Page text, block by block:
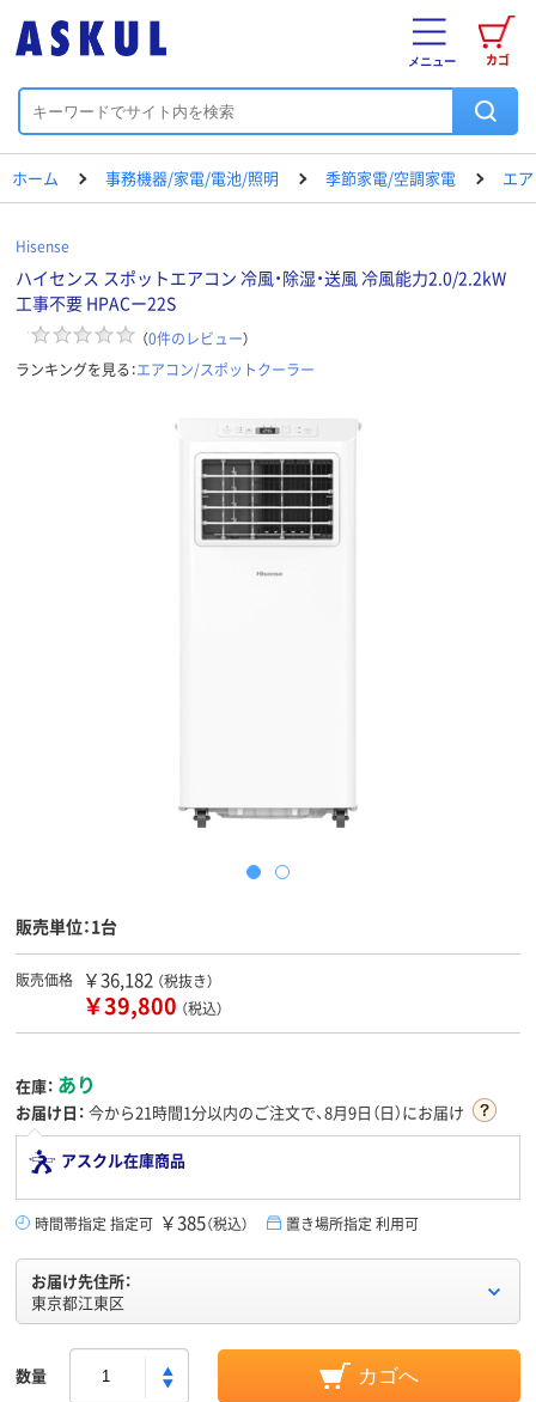
カゴ
メニュー
ホーム 事務機器/家電/電池/照明 季節家電/空調家電 エ
Hisense
ハイセンス スポットエアコン 冷風・除湿・送風 冷風能力2.0/2.2kW
工事不要 HPACー22S
（0件のレビュー）
ランキングを見る：エアコン/スポットクーラー
販売単位：1台
販売価格 ￥36,182 （税抜き）
￥39,800 （税込）
在庫： あり
お届け日： 今から21時間1分以内のご注文で、8月9日（日）にお届け
アスクル在庫商品
時間帯指定 指定可 ￥385（税込） 置き場所指定 利用可
お届け先住所：
東京都江東区
数量 カゴへ